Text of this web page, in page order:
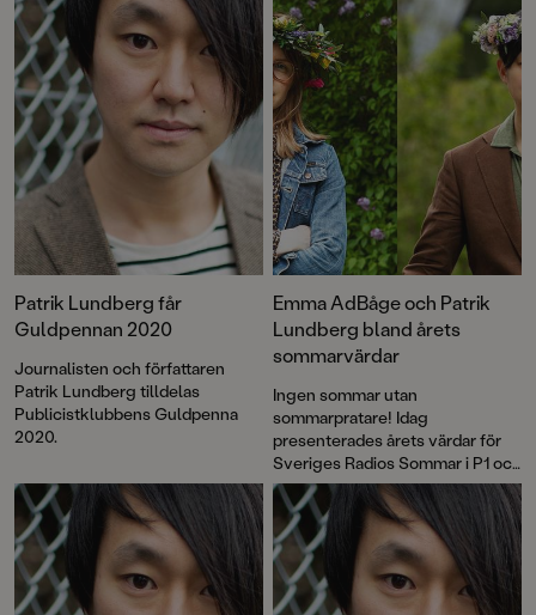
Patrik Lundberg får
Guldpennan 2020
Journalisten och författaren
Patrik Lundberg tilldelas
Publicistklubbens Guldpenna
2020.
Emma AdBåge och Patrik
Lundberg bland årets
sommarvärdar
Ingen sommar utan
sommarpratare! Idag
presenterades årets värdar för
Sveriges Radios Sommar i P1 och
bland namnen finns Emma
AdBåge och Patrik Lundberg.